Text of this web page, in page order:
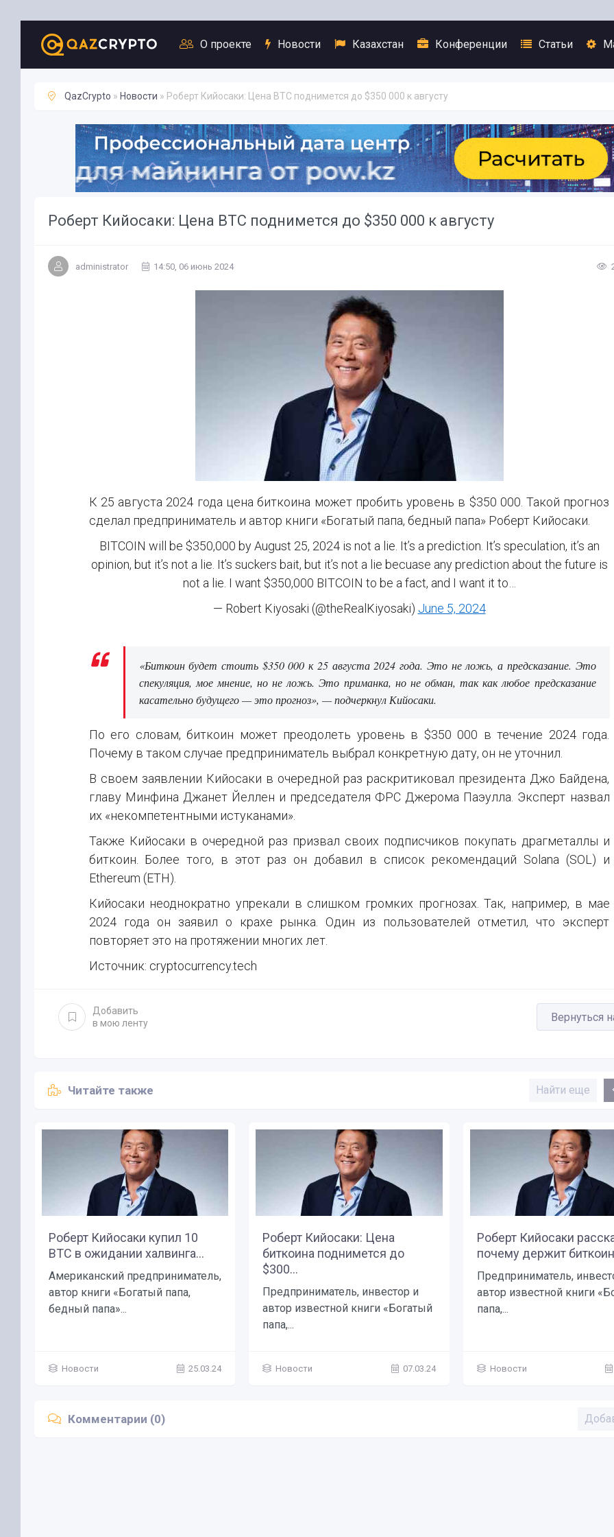
О проекте Новости Казахстан Конференции Статьи
QazCrypto » Новости » Роберт Кийосаки: Цена BTC поднимется до $350 000 к августу
Роберт Кийосаки: Цена BTC поднимется до $350 000 к августу
Новости
administrator 14:50, 06 июнь 2024
К 25 августа 2024 года цена биткоина может пробить уровень в $350 000. Такой прогноз
сделал предприниматель и автор книги «Богатый папа, бедный папа» Роберт Кийосаки.
BITCOIN will be $350,000 by August 25, 2024 is not a lie. It’s a prediction. It’s speculation, it’s an
opinion, but it’s not a lie. It’s suckers bait, but it’s not a lie becuase any prediction about the future is
not a lie. I want $350,000 BITCOIN to be a fact, and I want it to…
— Robert Kiyosaki (@theRealKiyosaki) June 5, 2024
«Биткоин будет стоить $350 000 к 25 августа 2024 года. Это не ложь, а предсказание. Это
спекуляция, мое мнение, но не ложь. Это приманка, но не обман, так как любое предсказание
касательно будущего — это прогноз», — подчеркнул Кийосаки.
По его словам, биткоин может преодолеть уровень в $350 000 в течение 2024 года.
Почему в таком случае предприниматель выбрал конкретную дату, он не уточнил.
В своем заявлении Кийосаки в очередной раз раскритиковал президента Джо Байдена,
главу Минфина Джанет Йеллен и председателя ФРС Джерома Паэулла. Эксперт назвал
их «некомпетентными истуканами».
Также Кийосаки в очередной раз призвал своих подписчиков покупать драгметаллы и
биткоин. Более того, в этот раз он добавил в список рекомендаций Solana (SOL) и
Ethereum (ETH).
Кийосаки неоднократно упрекали в слишком громких прогнозах. Так, например, в мае
2024 года он заявил о крахе рынка. Один из пользователей отметил, что эксперт
повторяет это на протяжении многих лет.
Источник: cryptocurrency.tech
Добавить
в мою ленту
Вернуться
Читайте также Найти еще
Роберт Кийосаки купил 10
BTC в ожидании халвинга...
Американский предприниматель,
автор книги «Богатый папа,
бедный папа»...
Новости 25.03.24
Роберт Кийосаки: Цена
биткоина поднимется до
$300...
Предприниматель, инвестор и
автор известной книги «Богатый
папа,...
Новости 07.03.24
Роберт Кийосаки
почему держит
Предприниматель,
автор известной книги
папа,...
Новости
Комментарии (0)